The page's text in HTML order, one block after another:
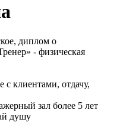
диплом о
- физическая
клиентами, отдачу,
зал более 5 лет
душу